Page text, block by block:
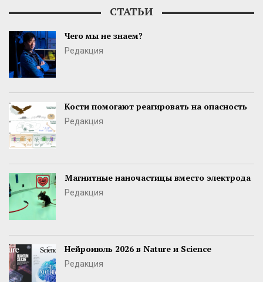
СТАТЬИ
Чего мы не знаем?
Редакция
Кости помогают реагировать на опасность
Редакция
Магнитные наночастицы вместо электрода
Редакция
Нейроиюль 2026 в Nature и Science
Редакция